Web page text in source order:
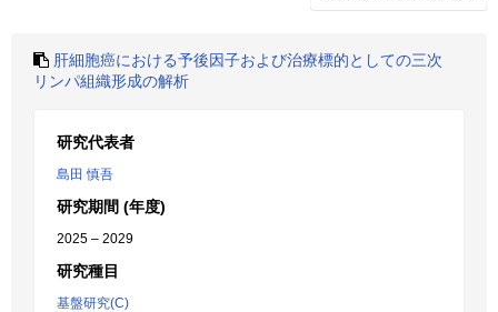
肝細胞癌における予後因子および治療標的としての三次
リンパ組織形成の解析
研究代表者
島田 慎吾
研究期間 (年度)
2025 – 2029
研究種目
基盤研究(C)